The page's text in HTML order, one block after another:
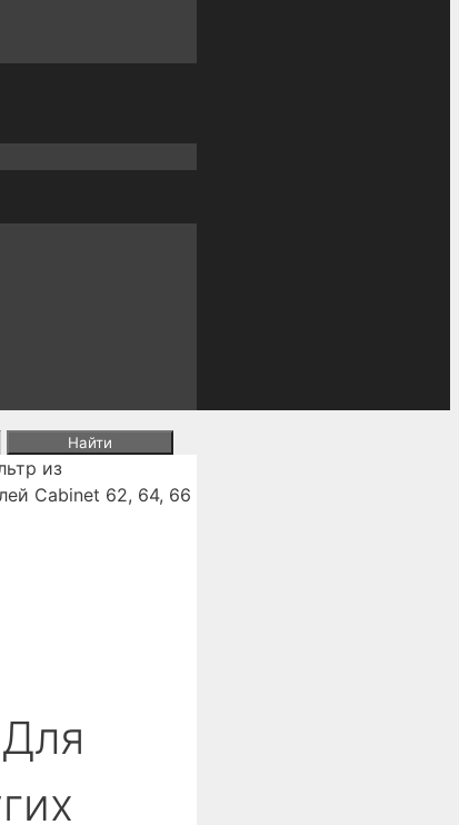
из
Cabinet 62, 64, 66